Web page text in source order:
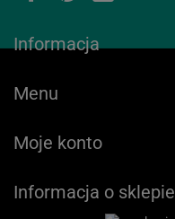
Informacja
Menu
Moje konto
Informacja o sklepie